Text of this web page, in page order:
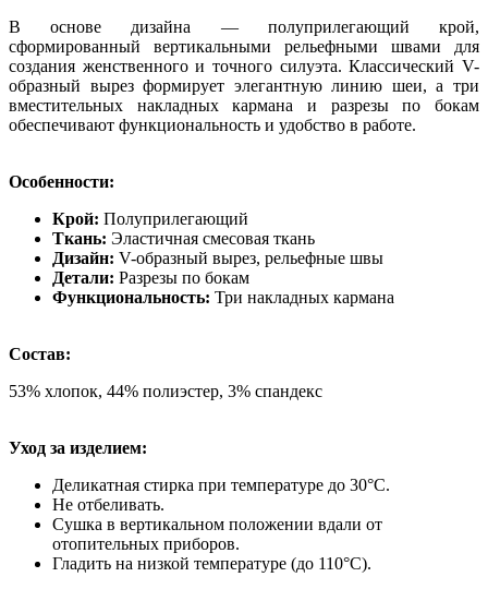
В основе дизайна — полуприлегающий крой,
сформированный вертикальными рельефными швами для
создания женственного и точного силуэта. Классический V-
образный вырез формирует элегантную линию шеи, а три
вместительных накладных кармана и разрезы по бокам
обеспечивают функциональность и удобство в работе.
Особенности:
Крой: Полуприлегающий
Ткань: Эластичная смесовая ткань
Дизайн: V-образный вырез, рельефные швы
Детали: Разрезы по бокам
Функциональность: Три накладных кармана
Состав:
53% хлопок, 44% полиэстер, 3% спандекс
Уход за изделием:
Деликатная стирка при температуре до 30°C.
Не отбеливать.
Сушка в вертикальном положении вдали от
отопительных приборов.
Гладить на низкой температуре (до 110°C).